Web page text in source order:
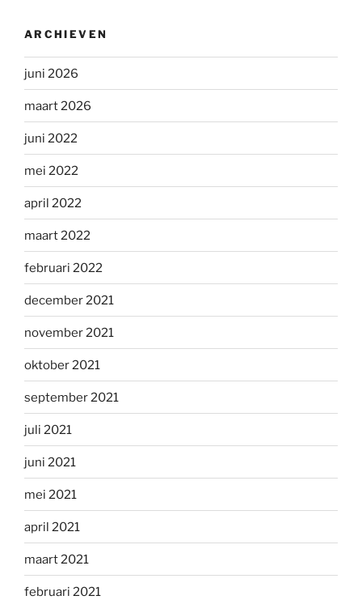
ARCHIEVEN
juni 2026
maart 2026
juni 2022
mei 2022
april 2022
maart 2022
februari 2022
december 2021
november 2021
oktober 2021
september 2021
juli 2021
juni 2021
mei 2021
april 2021
maart 2021
februari 2021